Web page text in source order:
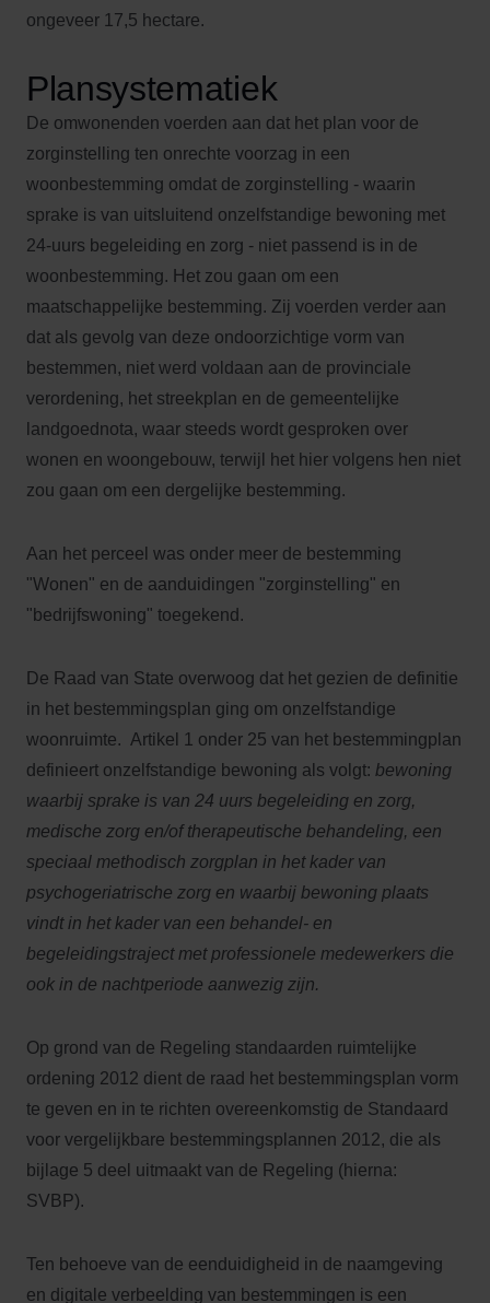
ongeveer 17,5 hectare.
Plansystematiek
De omwonenden voerden aan dat het plan voor de
zorginstelling ten onrechte voorzag in een
woonbestemming omdat de zorginstelling - waarin
sprake is van uitsluitend onzelfstandige bewoning met
24-uurs begeleiding en zorg - niet passend is in de
woonbestemming. Het zou gaan om een
maatschappelijke bestemming. Zij voerden verder aan
dat als gevolg van deze ondoorzichtige vorm van
bestemmen, niet werd voldaan aan de provinciale
verordening, het streekplan en de gemeentelijke
landgoednota, waar steeds wordt gesproken over
wonen en woongebouw, terwijl het hier volgens hen niet
zou gaan om een dergelijke bestemming.
Aan het perceel was onder meer de bestemming
"Wonen" en de aanduidingen "zorginstelling" en
"bedrijfswoning" toegekend.
De Raad van State overwoog dat het gezien de definitie
in het bestemmingsplan ging om onzelfstandige
woonruimte. Artikel 1 onder 25 van het bestemmingplan
definieert onzelfstandige bewoning als volgt: bewoning
waarbij sprake is van 24 uurs begeleiding en zorg,
medische zorg en/of therapeutische behandeling, een
speciaal methodisch zorgplan in het kader van
psychogeriatrische zorg en waarbij bewoning plaats
vindt in het kader van een behandel- en
begeleidingstraject met professionele medewerkers die
ook in de nachtperiode aanwezig zijn.
Op grond van de Regeling standaarden ruimtelijke
ordening 2012 dient de raad het bestemmingsplan vorm
te geven en in te richten overeenkomstig de Standaard
voor vergelijkbare bestemmingsplannen 2012, die als
bijlage 5 deel uitmaakt van de Regeling (hierna:
SVBP).
Ten behoeve van de eenduidigheid in de naamgeving
en digitale verbeelding van bestemmingen is een